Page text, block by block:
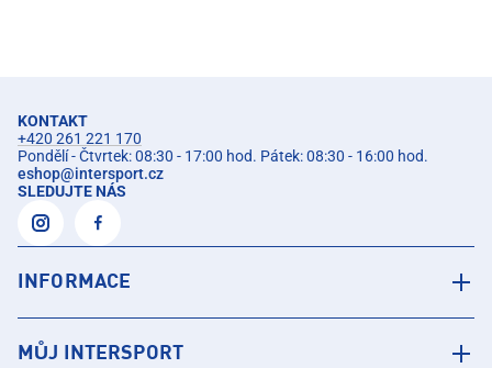
KONTAKT
+420 261 221 170
Pondělí - Čtvrtek: 08:30 - 17:00 hod. Pátek: 08:30 - 16:00 hod.
eshop@intersport.cz
SLEDUJTE NÁS
INFORMACE
MŮJ INTERSPORT